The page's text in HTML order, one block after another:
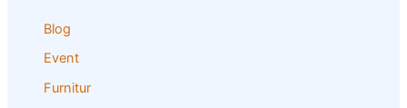
Blog
Event
Furnitur